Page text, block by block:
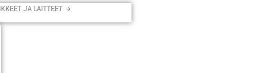
JA LAITTEET